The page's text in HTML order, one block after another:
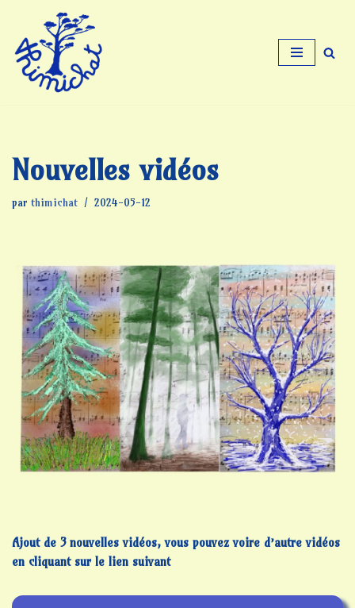
Aller
au
contenu
Nouvelles vidéos
par thimichat 2024-05-12
Ajout de 3 nouvelles vidéos, vous pouvez voire d’autre vidéos
en cliquant sur le lien suivant